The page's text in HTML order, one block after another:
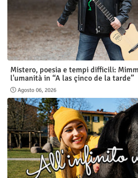
Mistero, poesia e tempi difficili:
l'umanità in “A las çinco de la tarde”
Agosto 06, 2026